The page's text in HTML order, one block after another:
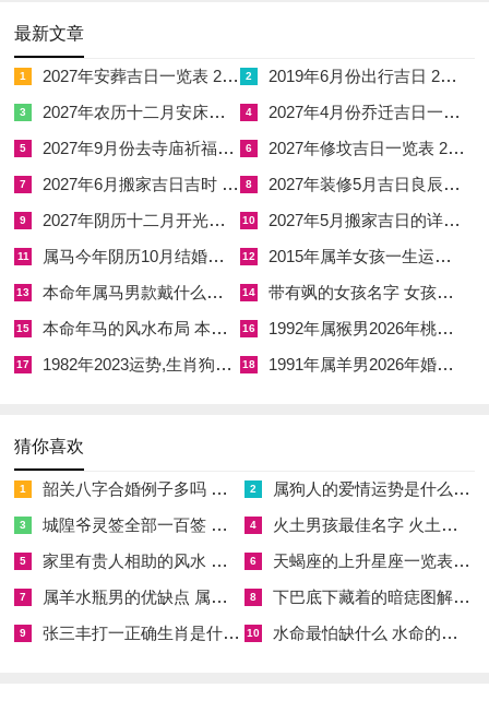
从日常关怀做起，正表达爱意，作为婚姻经营者，其用心程度决
定温度，他方若有心事，说出口需耐心倾听，充分理解，据彼此
需求调整，或遇外界勾引，值当坚守底线。
当情感起波澜时生肖属狗者。只有坦诚相待，结合家庭责任，依
健康状态：身心平衡，预防未病
健康方面2026年需格外关注。火旺耗水，易心浮气躁，将感到
精力不济，但不可硬扛疲劳，虽无大疾，唯小病频扰，随年龄增
长，那身体机能下降，想保持活力，接续动力，可坚持适度锻
凭规律作息，基于充足睡眠，由内而外调理，伴随应酬增多，借
酒食伤身，尤需节制，此年重点关注心脑血管，尽量清淡饮食，
这很关键，而熬夜加班，不放松心情，除加重负担外，两在领域
都要顾好，通过定期体检，从数据认识身体状况，正应防患于未
然。
「没事」可能藏隐患，充分重视信号，据医生建议调理，或觉情
2025年属龙人的全年运势
最新文章
1 2027年安葬吉日一览表 2027年12月安葬吉日一览表 2 2019年6月份出行吉日 2027年6月出行吉日一览表
3 2027年农历十二月安床吉日 2027年正月安床吉日吉时查询 4 2027年4月份乔迁吉日一览表 2027年4月乔迁吉日吉时查询
5 2027年9月份去寺庙祈福的日子 2027年5月去寺庙吉日一览表 6 2027年修坟吉日一览表 2027年农历2月修坟吉日一览表
7 2027年6月搬家吉日吉时 2027年农历6月搬家吉日一览表 8 2027年装修5月吉日良辰查询表 2027年农历5月装修吉日一览表
9 2027年阴历十二月开光吉日 2027年12月开光吉日一览表 10 2027年5月搬家吉日的详细解释 2027年5月搬家吉日吉时查询
11 属马今年阴历10月结婚好吗 属马还有几年本命年结婚呢好吗 12 2015年属羊女孩一生运势 2015年属羊女2026年健康运好吗
13 本命年属马男款戴什么财神 本命年属马男士戴什么好一点 14 带有飒的女孩名字 女孩取名字带飒字有什么名字好听
15 本命年马的风水布局 本命年马的佛像怎么摆放 16 1992年属猴男2026年桃花运 1992年属猴男2026年感情运如何
17 1982年2023运势,生肖狗1982年2023运势 18 1991年属羊男2026年婚姻运势 1991年属羊男2026年感情运如何
猜你喜欢
1 韶关八字合婚例子多吗 韶关八字测风水 2 属狗人的爱情运势是什么意思 属狗的人爱情观
3 城隍爷灵签全部一百签 城隍爷灵签解签大全 4 火土男孩最佳名字 火土属性的字男孩名字有哪些
5 家里有贵人相助的风水 家里有贵人是什么意思 6 天蝎座的上升星座一览表 天蝎座的上升星座查询
7 属羊水瓶男的优缺点 属羊水瓶座男生性格爱情观 8 下巴底下藏着的暗痣图解 下巴尖底下有痣代表什么
9 张三丰打一正确生肖是什么意思 张三丰是指什么生肖 10 水命最怕缺什么 水命的人忌什么